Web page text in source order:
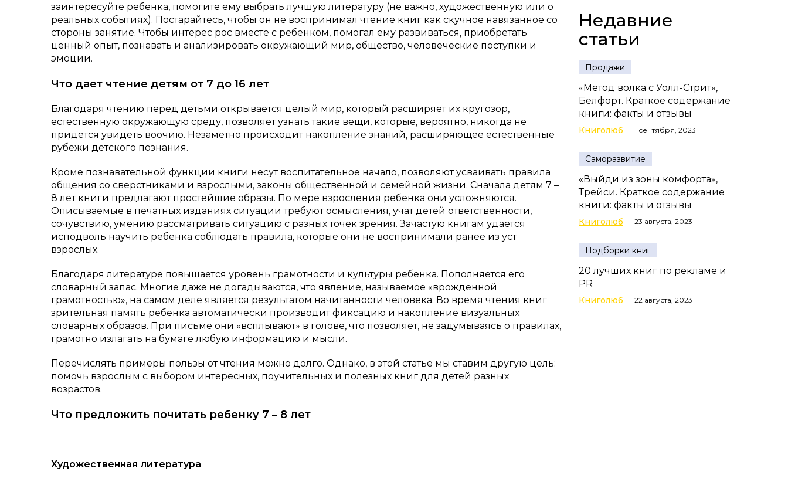
заинтересуйте ребенка, помогите ему выбрать лучшую литературу (не важно, художественную или о
реальных событиях). Постарайтесь, чтобы он не воспринимал чтение книг как скучное навязанное со
стороны занятие. Чтобы интерес рос вместе с ребенком, помогал ему развиваться, приобретать
ценный опыт, познавать и анализировать окружающий мир, общество, человеческие поступки и
эмоции.
Что дает чтение детям от 7 до 16 лет
Благодаря чтению перед детьми открывается целый мир, который расширяет их кругозор,
естественную окружающую среду, позволяет узнать такие вещи, которые, вероятно, никогда не
придется увидеть воочию. Незаметно происходит накопление знаний, расширяющее естественные
рубежи детского познания.
Кроме познавательной функции книги несут воспитательное начало, позволяют усваивать правила
общения со сверстниками и взрослыми, законы общественной и семейной жизни. Сначала детям 7 –
8 лет книги предлагают простейшие образы. По мере взросления ребенка они усложняются.
Описываемые в печатных изданиях ситуации требуют осмысления, учат детей ответственности,
сочувствию, умению рассматривать ситуацию с разных точек зрения. Зачастую книгам удается
исподволь научить ребенка соблюдать правила, которые они не воспринимали ранее из уст
взрослых.
Благодаря литературе повышается уровень грамотности и культуры ребенка. Пополняется его
словарный запас. Многие даже не догадываются, что явление, называемое «врожденной
грамотностью», на самом деле является результатом начитанности человека. Во время чтения книг
зрительная память ребенка автоматически производит фиксацию и накопление визуальных
словарных образов. При письме они «всплывают» в голове, что позволяет, не задумываясь о правилах,
грамотно излагать на бумаге любую информацию и мысли.
Перечислять примеры пользы от чтения можно долго. Однако, в этой статье мы ставим другую цель:
помочь взрослым с выбором интересных, поучительных и полезных книг для детей разных
возрастов.
Что предложить почитать ребенку 7 – 8 лет
Художественная литература
Недавние
статьи
Продажи
«Метод волка с Уолл-Стрит»,
Белфорт. Краткое содержание
книги: факты и отзывы
Книголюб 1 сентября, 2023
Саморазвитие
«Выйди из зоны комфорта»,
Трейси. Краткое содержание
книги: факты и отзывы
Книголюб 23 августа, 2023
Подборки книг
20 лучших книг по рекламе и
PR
Книголюб 22 августа, 2023